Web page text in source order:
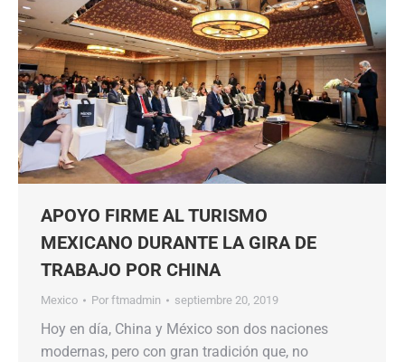
APOYO FIRME AL TURISMO
MEXICANO DURANTE LA GIRA DE
TRABAJO POR CHINA
Mexico Por ftmadmin septiembre 20, 2019
Hoy en día, China y México son dos naciones
modernas, pero con gran tradición que, no